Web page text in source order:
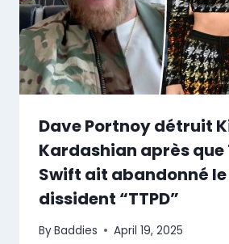
Dave Portnoy détruit
Kardashian après que
Swift ait abandonné
dissident “TTPD”
ByBaddies April 19, 2025